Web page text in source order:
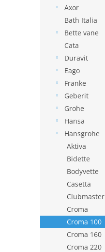
Axor
Bath Italia
Bette vane
Cata
Duravit
Eago
Franke
Geberit
Grohe
Hansa
Hansgrohe
Aktiva
Bidette
Bodyvette
Casetta
Clubmaster
Croma
Croma 100
Croma 160
Croma 220